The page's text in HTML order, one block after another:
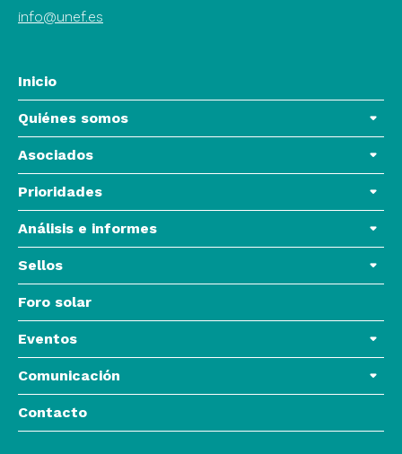
info@unef.es
Inicio
Quiénes somos
Asociados
Prioridades
Análisis e informes
Sellos
Foro solar
Eventos
Comunicación
Contacto